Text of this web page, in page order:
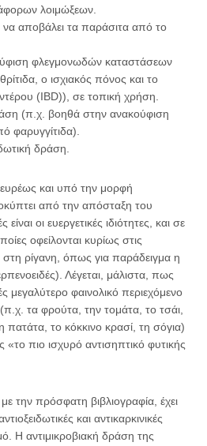
λοιμώξεων.
αποβάλει τα παράσιτα από το
φλεγμονωδών καταστάσεων
ο ισχιακός πόνος και το
(IBD)), σε τοπική χρήση.
(π.χ. βοηθά στην ανακούφιση
φαρυγγίτιδα).
δράση.
ευρέως και υπό την μορφή
από την απόσταξη του
οι ευεργετικές ιδιότητες, και σε
οφείλονται κυρίως στις
στη ρίγανη, όπως για παράδειγμα η
Λέγεται, μάλιστα, πως
μεγαλύτερο φαινολικό περιεχόμενο
τα φρούτα, την τομάτα, το τσάι,
το κόκκινο κρασί, τη σόγια)
«το πιο ισχυρό αντισηπτικό φυτικής
την πρόσφατη βιβλιογραφία, έχει
και αντικαρκινικές
Η αντιμικροβιακή δράση της